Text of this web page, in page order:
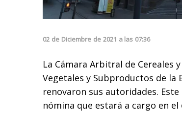
02 de Diciembre de 2021 a las 07:36
La Cámara Arbitral de Cereales
Vegetales y Subproductos de la
renovaron sus autoridades.
nómina que estará a cargo en el